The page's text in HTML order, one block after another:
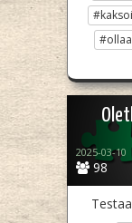
98
2025-03-10